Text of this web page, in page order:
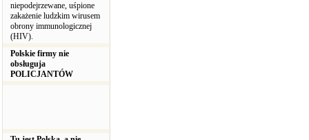
niepodejrzewane, uśpione
zakażenie ludzkim wirusem
obrony immunologicznej
(HIV).
Polskie firmy nie
obsługuja
POLICJANTÓW